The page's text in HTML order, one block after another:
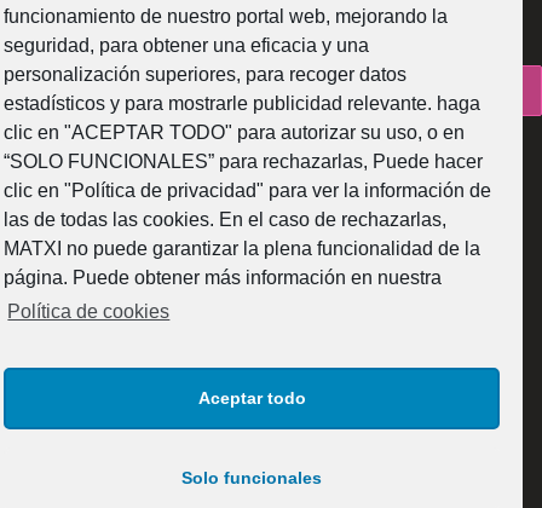
funcionamiento de nuestro portal web, mejorando la
seguridad, para obtener una eficacia y una
personalización superiores, para recoger datos
estadísticos y para mostrarle publicidad relevante. haga
clic en "ACEPTAR TODO" para autorizar su uso, o en
“SOLO FUNCIONALES” para rechazarlas, Puede hacer
clic en "Política de privacidad" para ver la información de
las de todas las cookies. En el caso de rechazarlas,
MATXI no puede garantizar la plena funcionalidad de la
página. Puede obtener más información en nuestra
Política de cookies
Aceptar todo
Solo funcionales
¿Como fabricamos?
Web subvencionada por la Diputación Foral de Bizkaia
© 2025 MATXI GLASS DESIGN S.L. Todos los derechos reservados.